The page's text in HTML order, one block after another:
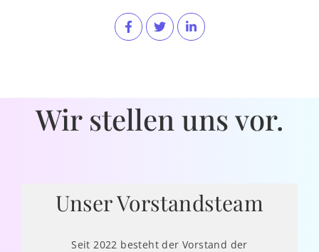
Wir stellen uns vor.
Unser Vorstandsteam
Seit 2022 besteht der Vorstand der